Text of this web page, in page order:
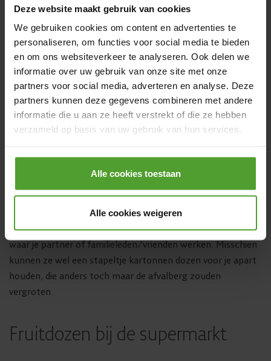
Deze website maakt gebruik van cookies
We gebruiken cookies om content en advertenties te
personaliseren, om functies voor social media te bieden
en om ons websiteverkeer te analyseren. Ook delen we
informatie over uw gebruik van onze site met onze
partners voor social media, adverteren en analyse. Deze
partners kunnen deze gegevens combineren met andere
informatie die u aan ze heeft verstrekt of die ze hebben
verzameld op basis van uw gebruik van hun services.
Door op de knop “Alle cookies weigeren” te klikken, kunt
u ervoor kiezen om alle cookies te weigeren, behalve de
noodzakelijke cookies. De noodzakelijke cookies zijn
applicatie(s) en kunnen niet worden geweigerd.
Alle cookies toestaan
Alle cookies weigeren
Iedereen is wel eens verhuisd, dus heel wat mensen hebben
ergens in huis verhuisdozen staan. Vraag er dus zeker naar
in je omgeving. Soms zijn ze nog niet uitgepakt, dus je vraag
is misschien een welgekomen drijfveer voor je vrienden of
familie om eindelijk die dozen uit te pakken.
Vraag naar kartonnen dozen op
je werk
Veel bedrijven krijgen goederen of kantoorartikelen
aangeleverd in kartonnen dozen. Dat kan je dus even
navragen bij het magazijn van het bedrijf waar jij werkt of
waar je partner of familieleden/vrienden werken. Misschien
kunnen ze wel een stapeltje kartonnen dozen voor je apart
houden, die anders toch maar de afvalberg zouden
vergroten.
Fruitdozen bij de supermarkt